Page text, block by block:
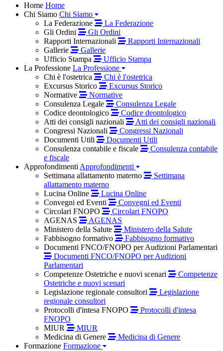
Home Home
Chi Siamo Chi Siamo
La Federazione
La Federazione
Gli Ordini
Gli Ordini
Rapporti Internazionali
Rapporti Internazionali
Gallerie
Gallerie
Ufficio Stampa
Ufficio Stampa
La Professione La Professione
Chi è l'ostetrica
Chi è l'ostetrica
Excursus Storico
Excursus Storico
Normative
Normative
Consulenza Legale
Consulenza Legale
Codice deontologico
Codice deontologico
Atti dei consigli nazionali
Atti dei consigli nazionali
Congressi Nazionali
Congressi Nazionali
Documenti Utili
Documenti Utili
Consulenza contabile e fiscale
Consulenza contabile
e fiscale
Approfondimenti Approfondimenti
Settimana allattamento materno
Settimana
allattamento materno
Lucina Online
Lucina Online
Convegni ed Eventi
Convegni ed Eventi
Circolari FNOPO
Circolari FNOPO
AGENAS
AGENAS
Ministero della Salute
Ministero della Salute
Fabbisogno formativo
Fabbisogno formativo
Documenti FNCO/FNOPO per Audizioni Parlamentari
Documenti FNCO/FNOPO per Audizioni
Parlamentari
Competenze Ostetriche e nuovi scenari
Competenze
Ostetriche e nuovi scenari
Legislazione regionale consultori
Legislazione
regionale consultori
Protocolli d'intesa FNOPO
Protocolli d'intesa
FNOPO
MIUR
MIUR
Medicina di Genere
Medicina di Genere
Formazione Formazione